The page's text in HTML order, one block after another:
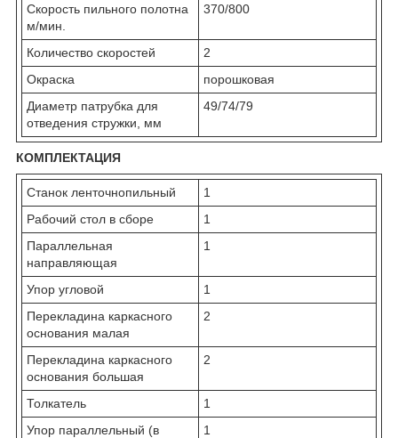
Скорость пильного полотна
м/мин.
370/800
Количество скоростей
2
Окраска
порошковая
Диаметр патрубка для
отведения стружки, мм
49/74/79
КОМПЛЕКТАЦИЯ
Станок ленточнопильный
1
Рабочий стол в сборе
1
Параллельная
направляющая
1
Упор угловой
1
Перекладина каркасного
основания малая
2
Перекладина каркасного
основания большая
2
Толкатель
1
Упор параллельный (в
1